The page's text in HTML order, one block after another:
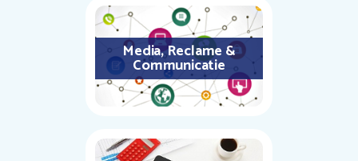
Media, Reclame &
Communicatie